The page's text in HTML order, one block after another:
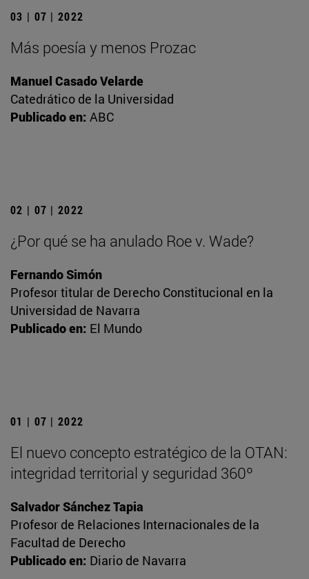
03 | 07 | 2022
Más poesía y menos Prozac
Manuel Casado Velarde
Catedrático de la Universidad
Publicado en: ABC
02 | 07 | 2022
¿Por qué se ha anulado Roe v. Wade?
Fernando Simón
Profesor titular de Derecho Constitucional en la
Universidad de Navarra
Publicado en: El Mundo
01 | 07 | 2022
El nuevo concepto estratégico de la OTAN:
integridad territorial y seguridad 360º
Salvador Sánchez Tapia
Profesor de Relaciones Internacionales de la
Facultad de Derecho
Publicado en: Diario de Navarra